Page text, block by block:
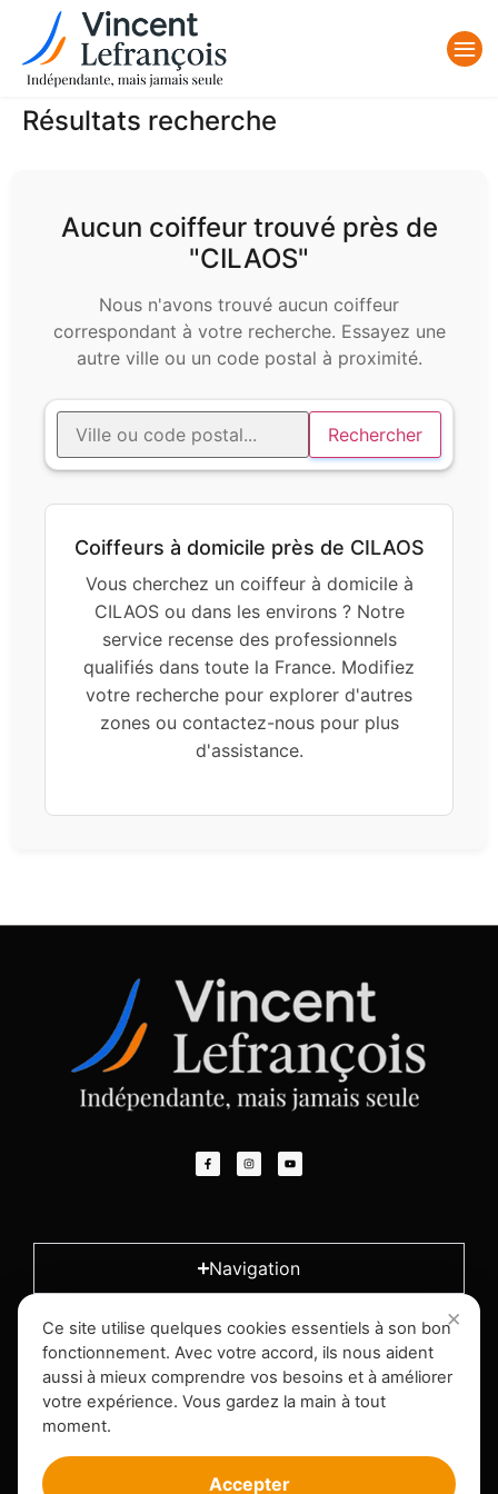
Résultats recherche
Aucun coiffeur trouvé près de
"CILAOS"
Nous n'avons trouvé aucun coiffeur
correspondant à votre recherche. Essayez une
autre ville ou un code postal à proximité.
Rechercher
Coiffeurs à domicile près de CILAOS
Vous cherchez un coiffeur à domicile à
CILAOS ou dans les environs ? Notre
service recense des professionnels
qualifiés dans toute la France. Modifiez
votre recherche pour explorer d'autres
zones ou contactez-nous pour plus
d'assistance.
Navigation
L'entreprise
Infos légales
Ce site utilise quelques cookies essentiels à son bon
fonctionnement. Avec votre accord, ils nous aident
aussi à mieux comprendre vos besoins et à améliorer
votre expérience. Vous gardez la main à tout
moment.
Accepter